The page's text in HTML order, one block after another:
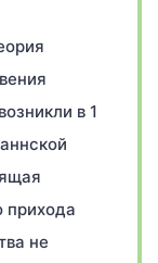
в 1
прихода
не